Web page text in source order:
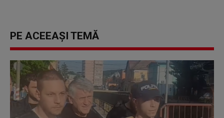
PE ACEEAȘI TEMĂ